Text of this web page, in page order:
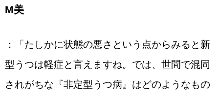
М美
：「たしかに状態の悪さという点からみると新
型うつは軽症と言えますね。では、世間で混同
されがちな『非定型うつ病』はどのようなもの